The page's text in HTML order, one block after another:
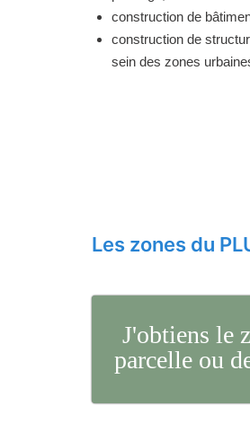
construction de
construction de
sein des zones
Les zones du
J'obtiens le
parcelle ou